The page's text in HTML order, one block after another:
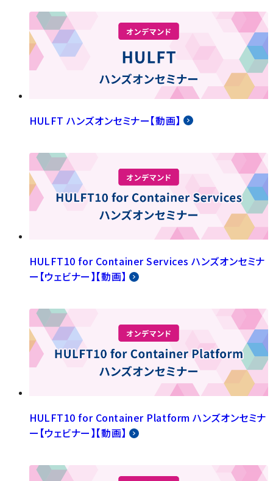
HULFT ハンズオンセミナー【動画】
HULFT10 for Container Services ハンズオンセミナ
ー【ウェビナー】【動画】
HULFT10 for Container Platform ハンズオンセミナ
ー【ウェビナー】【動画】